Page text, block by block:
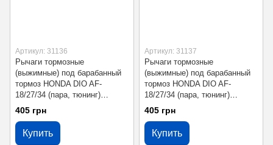
Артикул: 31136
Рычаги тормозные
(выжимные) под барабанный
тормоз HONDA DIO AF-
18/27/34 (пара, тюнинг)
Вишневый
405 грн
Купить
Артикул: 31137
Рычаги тормозные
(выжимные) под барабанный
тормоз HONDA DIO AF-
18/27/34 (пара, тюнинг)
Золотой
405 грн
Купить